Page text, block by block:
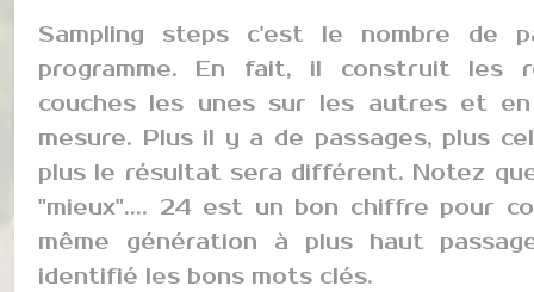
Sampling steps c'est le nombre de
programme. En fait, il construit les
couches les unes sur les autres et
mesure. Plus il y a de passages, plus
plus le résultat sera différent. Notez
"mieux".... 24 est un bon chiffre pour
même génération à plus haut
identifié les bons mots clés.